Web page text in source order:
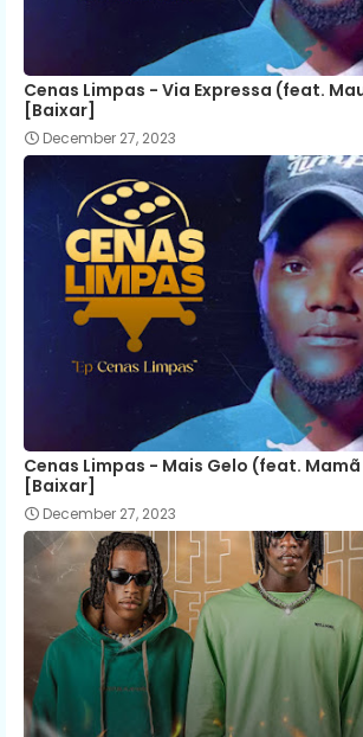
Cenas Limpas - Via Expressa (feat.
[Baixar]
December 27, 2023
Cenas Limpas - Mais Gelo (feat.
[Baixar]
December 27, 2023